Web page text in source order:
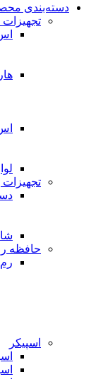
دسته‌بندی
تجهیزات
حافظه
اسپیکر